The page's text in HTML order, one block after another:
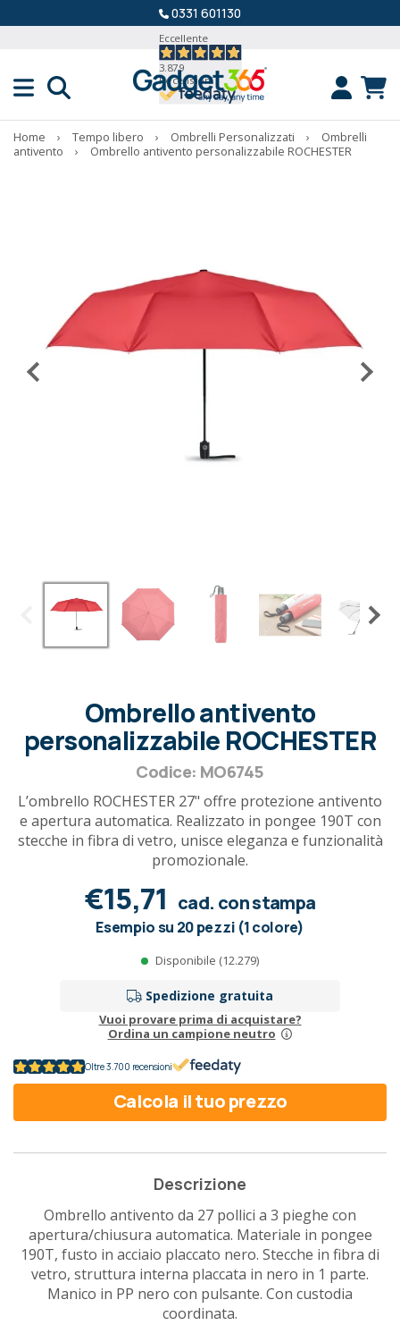
0331 601130
Eccellente
3.879
Recensioni
Home › Tempo libero › Ombrelli Personalizzati ›
Ombrelli
antivento
› Ombrello antivento personalizzabile ROCHESTER
Ombrello antivento
personalizzabile ROCHESTER
Codice: MO6745
L’ombrello ROCHESTER 27" offre protezione antivento
e apertura automatica. Realizzato in pongee 190T con
stecche in fibra di vetro, unisce eleganza e funzionalità
promozionale.
€15,71 cad. con stampa
Esempio su 20 pezzi (1 colore)
Disponibile (12.279)
Spedizione gratuita
Vuoi provare prima di acquistare?
Ordina un campione neutro
Oltre 3.700 recensioni
Calcola il tuo prezzo
Descrizione
Ombrello antivento da 27 pollici a 3 pieghe con
apertura/chiusura automatica. Materiale in pongee
190T, fusto in acciaio placcato nero. Stecche in fibra di
vetro, struttura interna placcata in nero in 1 parte.
Manico in PP nero con pulsante. Con custodia
coordinata.